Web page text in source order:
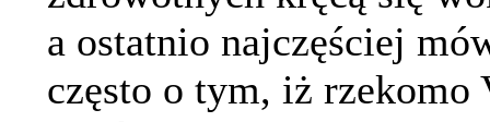
a ostatnio najczęściej
często o tym, iż rzekomo